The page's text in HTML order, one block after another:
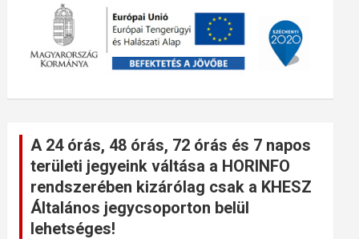
A 24 órás, 48 órás, 72 órás és 7 napos
területi jegyeink váltása a HORINFO
rendszerében kizárólag csak a KHESZ
Általános jegycsoporton belül
lehetséges!